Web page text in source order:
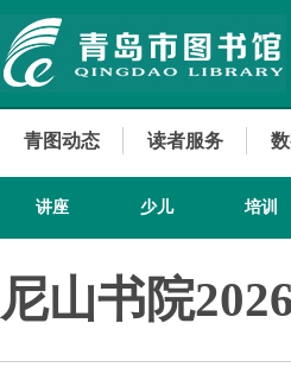
青图动态 读者服务
讲座 少儿 培训
尼山书院